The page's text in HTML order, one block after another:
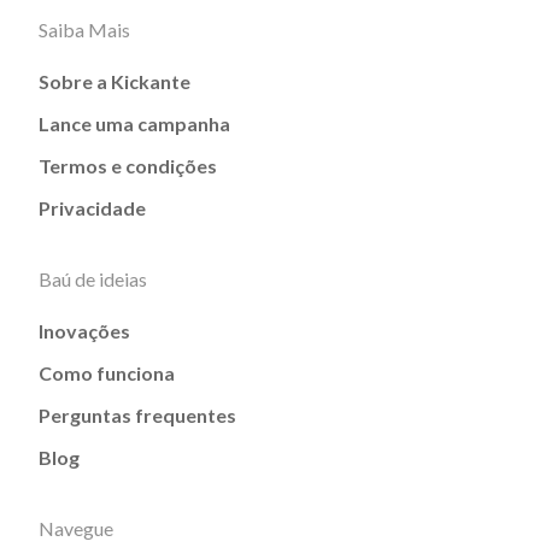
Saiba Mais
Sobre a Kickante
Lance uma campanha
Termos e condições
Privacidade
Baú de ideias
Inovações
Como funciona
Perguntas frequentes
Blog
Navegue